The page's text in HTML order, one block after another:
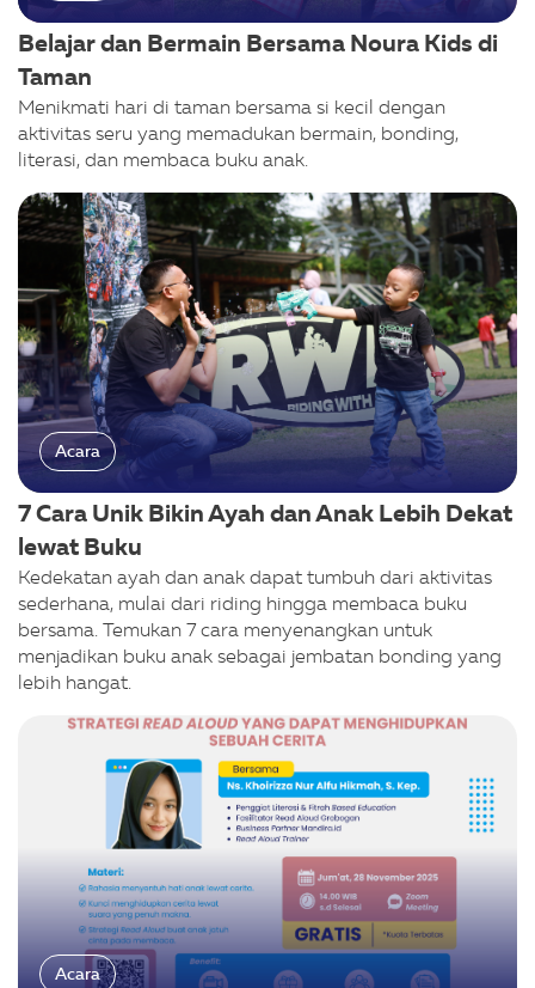
Belajar dan Bermain Bersama Noura Kids di
Taman
Menikmati hari di taman bersama si kecil dengan
aktivitas seru yang memadukan bermain, bonding,
literasi, dan membaca buku anak.
Acara
7 Cara Unik Bikin Ayah dan Anak Lebih Dekat
lewat Buku
Kedekatan ayah dan anak dapat tumbuh dari aktivitas
sederhana, mulai dari riding hingga membaca buku
bersama. Temukan 7 cara menyenangkan untuk
menjadikan buku anak sebagai jembatan bonding yang
lebih hangat.
Acara